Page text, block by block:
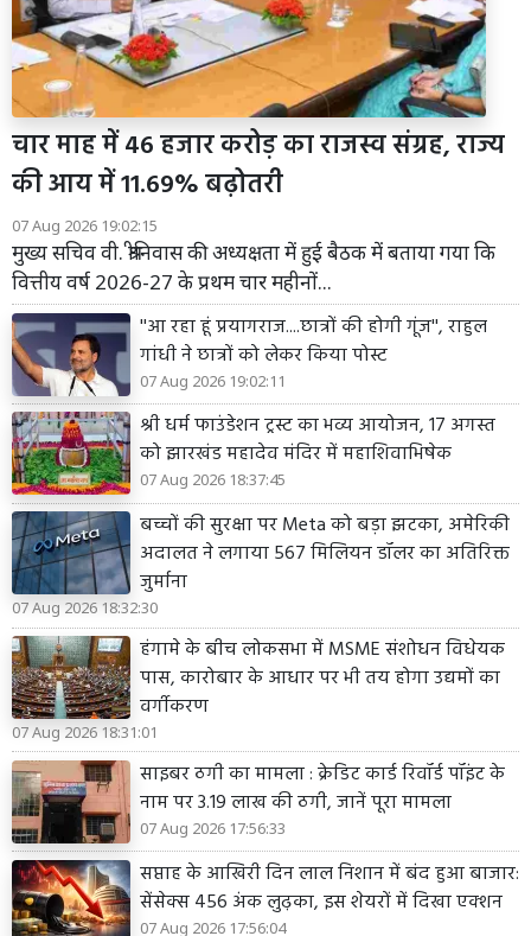
चार माह में 46 हजार करोड़ का राजस्व संग्रह, राज्य
की आय में 11.69% बढ़ोतरी
07 Aug 2026 19:02:15
मुख्य सचिव वी. श्रीनिवास की अध्यक्षता में हुई बैठक में बताया गया कि
वित्तीय वर्ष 2026-27 के प्रथम चार महीनों...
''आ रहा हूं प्रयागराज....छात्रों की होगी गूंज'', राहुल
गांधी ने छात्रों को लेकर किया पोस्ट
07 Aug 2026 19:02:11
श्री धर्म फाउंडेशन ट्रस्ट का भव्य आयोजन, 17 अगस्त
को झारखंड महादेव मंदिर में महाशिवाभिषेक
07 Aug 2026 18:37:45
बच्चों की सुरक्षा पर Meta को बड़ा झटका, अमेरिकी
अदालत ने लगाया 567 मिलियन डॉलर का अतिरिक्त
जुर्माना
07 Aug 2026 18:32:30
हंगामे के बीच लोकसभा में MSME संशोधन विधेयक
पास, कारोबार के आधार पर भी तय होगा उद्यमों का
वर्गीकरण
07 Aug 2026 18:31:01
साइबर ठगी का मामला : क्रेडिट कार्ड रिवॉर्ड पॉइंट के
नाम पर 3.19 लाख की ठगी, जानें पूरा मामला
07 Aug 2026 17:56:33
सप्ताह के आखिरी दिन लाल निशान में बंद हुआ बाजार:
सेंसेक्स 456 अंक लुढ़का, इस शेयरों में दिखा एक्शन
07 Aug 2026 17:56:04